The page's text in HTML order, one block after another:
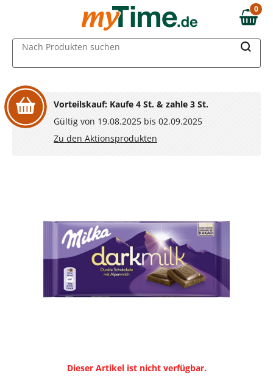
Zum Hauptinhalt springen
Zur Navigation springen
Zur Suche springen
0,00 €
0
Nach Produkten suchen
Vorteilskauf: Kaufe 4 St. & zahle 3 St.
Gültig von 19.08.2025 bis 02.09.2025
Zu den Aktionsprodukten
Dieser Artikel ist nicht verfügbar.